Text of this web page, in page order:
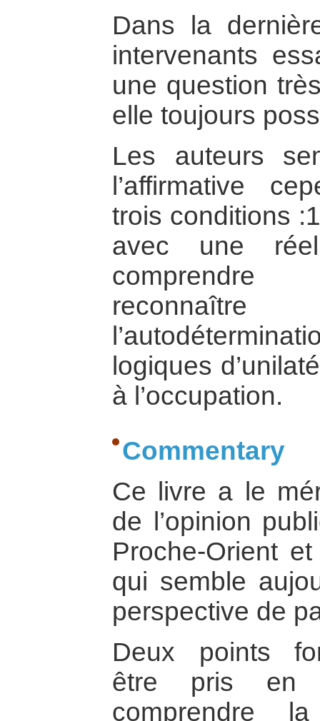
Dans la
intervenants
une question
elle toujours
Les auteurs
l’affirmative
trois conditions
avec une
comprendre
logiques
à l’occupation.
Commentary
Ce livre a le
de l’opinion
Proche-Orient
qui semble
perspective de
Deux points
être pris en
comprendre